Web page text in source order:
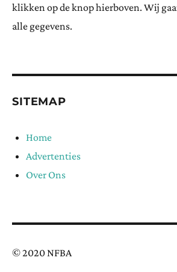
klikken op de knop hierboven. Wij
alle gegevens.
SITEMAP
Home
Advertenties
Over Ons
© 2020 NFBA